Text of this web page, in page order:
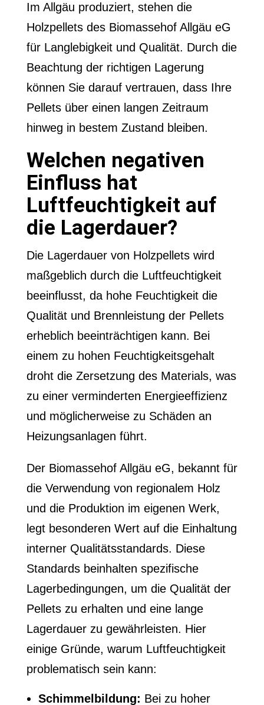
Im Allgäu produziert, stehen die
Holzpellets des Biomassehof Allgäu eG
für Langlebigkeit und Qualität. Durch die
Beachtung der richtigen Lagerung
können Sie darauf vertrauen, dass Ihre
Pellets über einen langen Zeitraum
hinweg in bestem Zustand bleiben.
Welchen negativen
Einfluss hat
Luftfeuchtigkeit auf
die Lagerdauer?
Die Lagerdauer von Holzpellets wird
maßgeblich durch die Luftfeuchtigkeit
beeinflusst, da hohe Feuchtigkeit die
Qualität und Brennleistung der Pellets
erheblich beeinträchtigen kann. Bei
einem zu hohen Feuchtigkeitsgehalt
droht die Zersetzung des Materials, was
zu einer verminderten Energieeffizienz
und möglicherweise zu Schäden an
Heizungsanlagen führt.
Der Biomassehof Allgäu eG, bekannt für
die Verwendung von regionalem Holz
und die Produktion im eigenen Werk,
legt besonderen Wert auf die Einhaltung
interner Qualitätsstandards. Diese
Standards beinhalten spezifische
Lagerbedingungen, um die Qualität der
Pellets zu erhalten und eine lange
Lagerdauer zu gewährleisten. Hier
einige Gründe, warum Luftfeuchtigkeit
problematisch sein kann:
Schimmelbildung: Bei zu hoher